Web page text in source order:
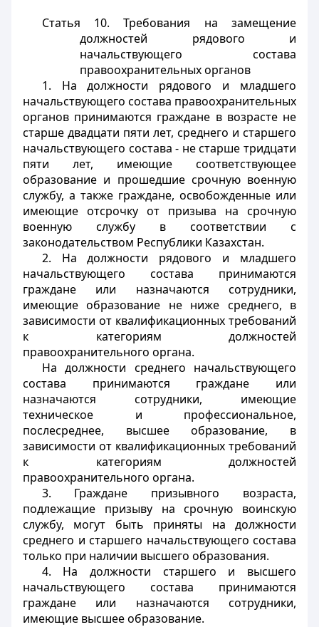
Статья 10. Требования на замещение
должностей рядового и
начальствующего состава
правоохранительных органов
1. На должности рядового и младшего
начальствующего состава правоохранительных
органов принимаются граждане в возрасте не
старше двадцати пяти лет, среднего и старшего
начальствующего состава - не старше тридцати
пяти лет, имеющие соответствующее
образование и прошедшие срочную военную
службу, а также граждане, освобожденные или
имеющие отсрочку от призыва на срочную
военную службу в соответствии с
законодательством Республики Казахстан.
2. На должности рядового и младшего
начальствующего состава принимаются
граждане или назначаются сотрудники,
имеющие образование не ниже среднего, в
зависимости от квалификационных требований
к категориям должностей
правоохранительного органа.
На должности среднего начальствующего
состава принимаются граждане или
назначаются сотрудники, имеющие
техническое и профессиональное,
послесреднее, высшее образование, в
зависимости от квалификационных требований
к категориям должностей
правоохранительного органа.
3. Граждане призывного возраста,
подлежащие призыву на срочную воинскую
службу, могут быть приняты на должности
среднего и старшего начальствующего состава
только при наличии высшего образования.
4. На должности старшего и высшего
начальствующего состава принимаются
граждане или назначаются сотрудники,
имеющие высшее образование.